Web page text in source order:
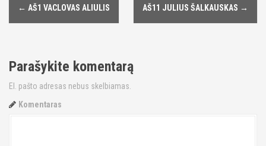
P
s
t
n
← AŠ1 VACLOVAS ALIULIS AŠ11 JULIUS ŠALKAUSKAS →
Parašykite komentarą
El. pašto adresas nebus skelbiamas.
Komentaras